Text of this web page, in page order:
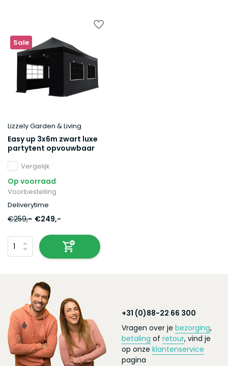
Sale
Lizzely Garden & Living
Easy up 3x6m zwart luxe
partytent opvouwbaar
Vergelijk
Op voorraad
Voorbestelling
Deliverytime
€259,- €249,-
+31 (0)88-22 66 300
Vragen over je bezorging,
betaling of retour, vind je
op onze klantenservice
pagina